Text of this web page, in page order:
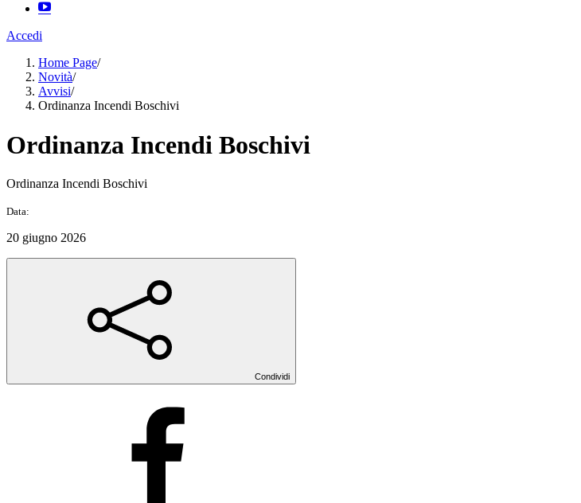
Accedi
Home Page/
Novità/
Avvisi/
Ordinanza Incendi Boschivi
Ordinanza Incendi Boschivi
Ordinanza Incendi Boschivi
Data:
20 giugno 2026
Condividi